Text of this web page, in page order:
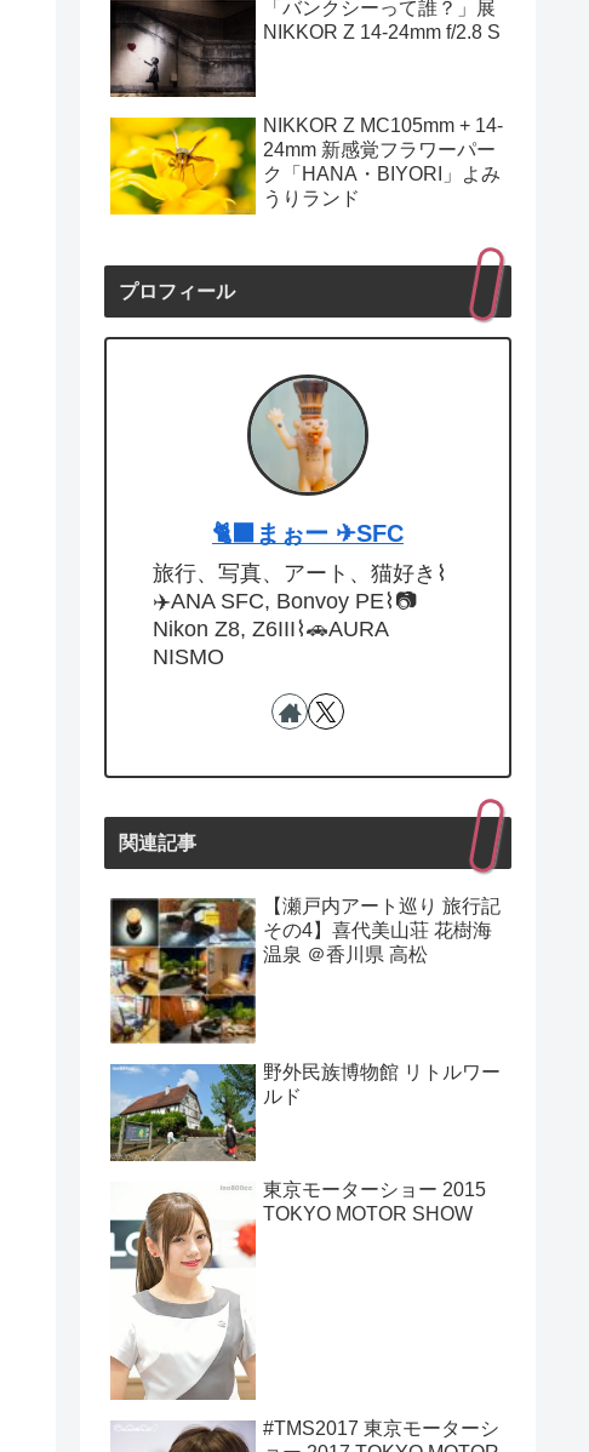
「バンクシーって誰？」展
NIKKOR Z 14-24mm f/2.8 S
NIKKOR Z MC105mm + 14-
24mm 新感覚フラワーパー
ク「HANA・BIYORI」よみ
うりランド
プロフィール
🐈‍⬛まぉー ✈︎SFC
旅行、写真、アート、猫好き⌇
✈️ANA SFC, Bonvoy PE⌇📷
Nikon Z8, Z6III⌇🚗AURA
NISMO
関連記事
【瀬戸内アート巡り 旅行記
その4】喜代美山荘 花樹海
温泉 ＠香川県 高松
野外民族博物館 リトルワー
ルド
東京モーターショー 2015
TOKYO MOTOR SHOW
#TMS2017 東京モーターシ